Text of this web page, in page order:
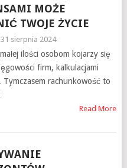
MOŻE
TWOJE ŻYCIE
31 sierpnia 2024
ilości osobom kojarzy się
firm, kalkulacjami
Tymczasem rachunkowość to
Read More